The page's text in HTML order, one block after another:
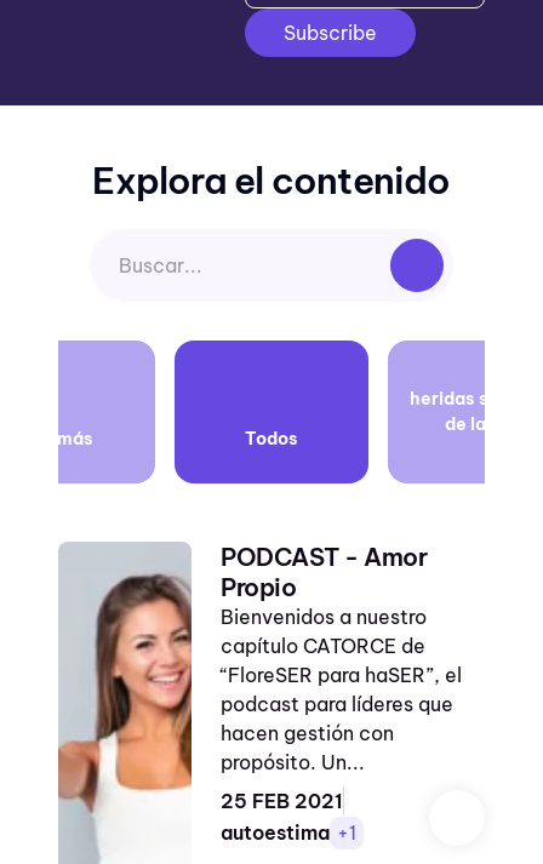
Explora el contenido
Ver más Todos
heridas
de la vida
que es el ego
actividades para
niños en casa
confianza en el
trabajo
ego
liderazgo
PODCAST - Amor
Propio
Bienvenidos a nuestro
capítulo CATORCE de
“FloreSER para haSER”, el
podcast para líderes que
hacen gestión con
propósito. Un...
25 FEB 2021
autoestima +1